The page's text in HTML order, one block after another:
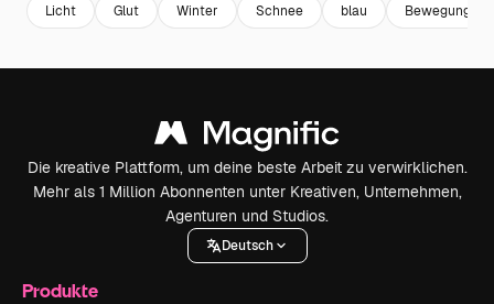
Licht Glut Winter Schnee blau Bewegung
Die kreative Plattform, um deine beste Arbeit zu verwirklichen.
Mehr als 1 Million Abonnenten unter Kreativen, Unternehmen,
Agenturen und Studios.
Deutsch
Produkte